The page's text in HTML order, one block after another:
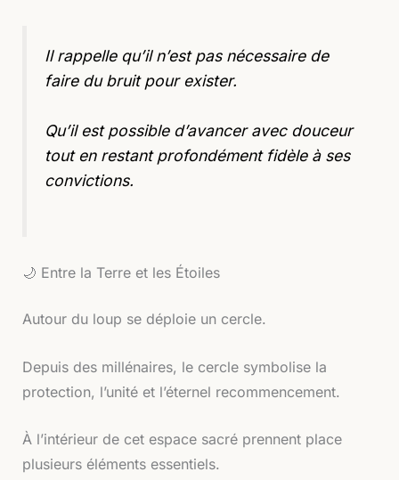
Il rappelle qu’il n’est pas nécessaire de
faire du bruit pour exister.
Qu’il est possible d’avancer avec douceur
tout en restant profondément fidèle à ses
convictions.
🌙 Entre la Terre et les Étoiles
Autour du loup se déploie un cercle.
Depuis des millénaires, le cercle symbolise la
protection, l’unité et l’éternel recommencement.
À l’intérieur de cet espace sacré prennent place
plusieurs éléments essentiels.